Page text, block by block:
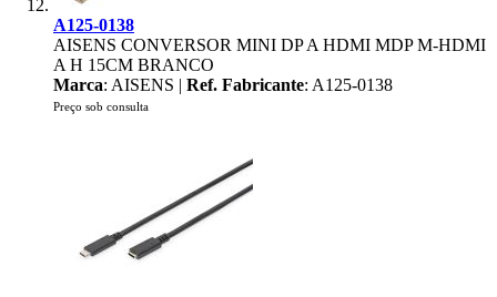
A125-0138
AISENS CONVERSOR MINI DP A HDMI MDP M-HDMI
A H 15CM BRANCO
Marca: AISENS | Ref. Fabricante: A125-0138
Preço sob consulta